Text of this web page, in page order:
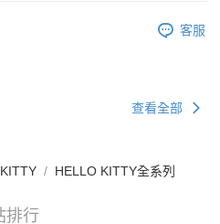
客服
查看全部
HELLO KITTY全系列
排行